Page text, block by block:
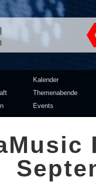
Kalender
Themenabende
Events